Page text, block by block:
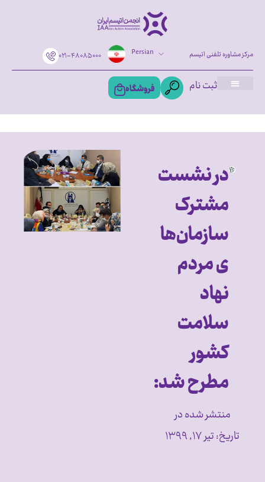
۰۲۱-۴۸۰۸۵۰۰۰ Persian مرکز مشاوره تلفنی اتیسم
ثبت نام فروشگاه
در نشست
مشترک
سازمان‌ها
ی مردم
نهاد
سلامت
کشور
مطرح شد:
منتشر شده در
تاریخ:تیر ۱۷, ۱۳۹۹